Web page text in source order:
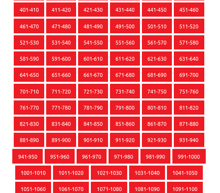
401-410 411-420 421-430 431-440 441-450 451-460
461-470 471-480 481-490 491-500 501-510 511-520
521-530 531-540 541-550 551-560 561-570 571-580
581-590 591-600 601-610 611-620 621-630 631-640
641-650 651-660 661-670 671-680 681-690 691-700
701-710 711-720 721-730 731-740 741-750 751-760
761-770 771-780 781-790 791-800 801-810 811-820
821-830 831-840 841-850 851-860 861-870 871-880
881-890 891-900 901-910 911-920 921-930 931-940
941-950 951-960 961-970 971-980 981-990 991-1000
1001-1010 1011-1020 1021-1030 1031-1040 1041-1050
1051-1060 1061-1070 1071-1080 1081-1090 1091-1100